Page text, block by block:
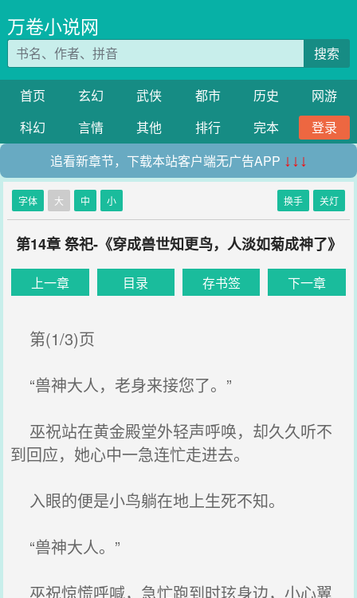
万卷小说网
搜索
首页 玄幻 武侠 都市 历史
网游
科幻
言情 其他 排行 完本
登录
追看新章节，下载本站客户端无广告APP ↓↓↓
字体 大 中 小 换手 关灯
第14章 祭祀-《穿成兽世知更鸟，人淡如菊成神了》
上一章 目录 存书签 下一章
第(1/3)页
“兽神大人，老身来接您了。”
巫祝站在黄金殿堂外轻声呼唤，却久久听不
到回应，她心中一急连忙走进去。
入眼的便是小鸟躺在地上生死不知。
“兽神大人。”
巫祝惊慌呼喊，急忙跑到时玹身边，小心翼